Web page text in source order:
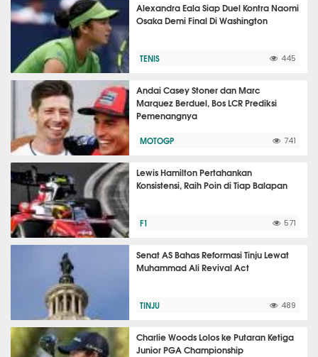
Alexandra Eala Siap Duel Kontra Naomi
Osaka Demi Final Di Washington
TENIS 445
Andai Casey Stoner dan Marc
Marquez Berduel, Bos LCR Prediksi
Pemenangnya
MOTOGP 741
Lewis Hamilton Pertahankan
Konsistensi, Raih Poin di Tiap Balapan
F1 571
Senat AS Bahas Reformasi Tinju Lewat
Muhammad Ali Revival Act
TINJU 489
Charlie Woods Lolos ke Putaran Ketiga
Junior PGA Championship